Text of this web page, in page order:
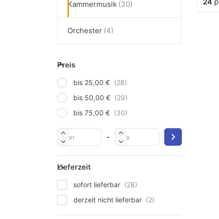
Kammermusik
Orchester
Preis
bis 25,00 €
bis 50,00 €
bis 75,00 €
-
Lieferzeit
sofort lieferbar
derzeit nicht lieferbar